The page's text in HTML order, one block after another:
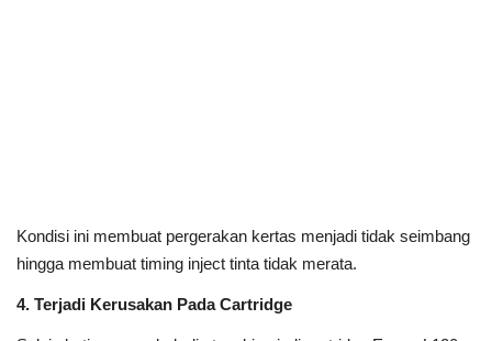
Kondisi ini membuat pergerakan kertas menjadi tidak seimbang
hingga membuat timing inject tinta tidak merata.
4. Terjadi Kerusakan Pada Cartridge